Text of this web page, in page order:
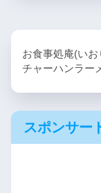
お食事処庵(い
チャーハンラー
スポンサー